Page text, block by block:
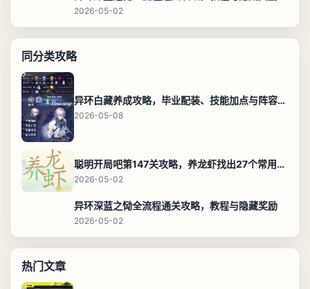
2026-05-02
同分类攻略
异环白藏养成攻略，毕业配装、技能加点与阵容搭配保姆级解析
2026-05-08
聪明开局吧第147关攻略，养龙虾找出27个常用字通关答案
2026-05-02
异环深蓝之恸全流程通关攻略，教程与隐藏奖励
2026-05-02
热门文章